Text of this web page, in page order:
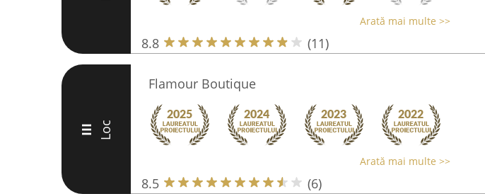
Arată mai multe >>
8.8 (11)
III Loc
Flamour Boutique
Arată mai multe >>
8.5 (6)